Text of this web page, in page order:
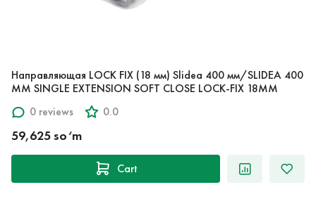
Направляющая LOCK FIX (18 мм) Slidea 400 мм/SLIDEA 400
MM SINGLE EXTENSION SOFT CLOSE LOCK-FIX 18MM
0 reviews
0.0
59,625 so‘m
Cart